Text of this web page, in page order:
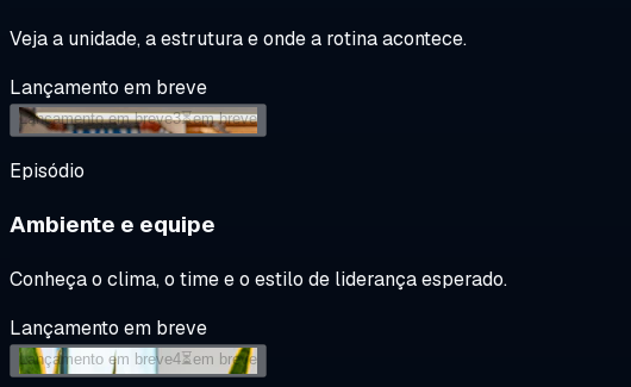
Veja a unidade, a estrutura e onde a rotina acontece.
Lançamento em breve
Lançamento em breve3⏳em breve
Episódio
Ambiente e equipe
Conheça o clima, o time e o estilo de liderança esperado.
Lançamento em breve
Lançamento em breve4⏳em breve